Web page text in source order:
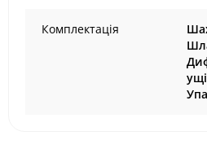
Комплектація